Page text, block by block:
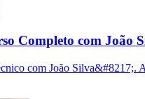
Completo com João
com João Silva&#8217;.